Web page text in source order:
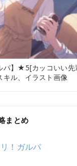
パ】★5[カッコいい
キル、イラスト画像
まとめ
！ガルパ